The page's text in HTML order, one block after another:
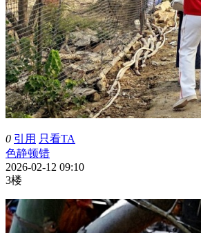
0 引用 只看TA
色静顿错
2026-02-12 09:10
3楼